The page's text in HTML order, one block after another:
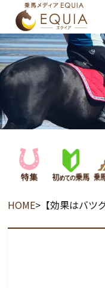
HOME> 【効果はバ